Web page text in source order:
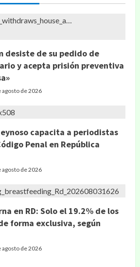
desiste de su pedido de
y acepta prisión preventiva
agosto de 2026
capacita a periodistas
Penal en República
agosto de 2026
en RD: Solo el 19.2% de los
forma exclusiva, según
agosto de 2026